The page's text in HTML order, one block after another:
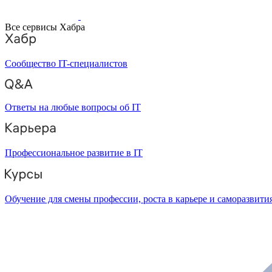
Все сервисы Хабра
Сообщество IT-специалистов
Ответы на любые вопросы об IT
Профессиональное развитие в IT
Обучение для смены профессии, роста в карьере и